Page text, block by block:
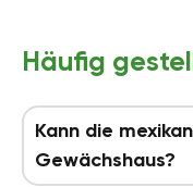
Häufig
Kann die
Gewächshaus?